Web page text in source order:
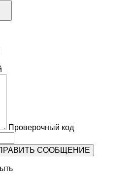
Проверочный код